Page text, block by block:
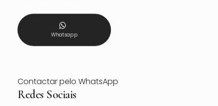
Whatsapp
Contactar pelo WhatsApp
Redes Sociais